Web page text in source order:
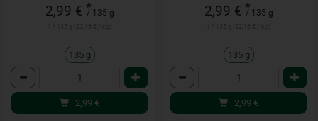
2,99 € *
/ 135 g
135 g
Anzahl
2,99 €
2,99 € *
/ 135 g
135 g
Anzahl
2,99 €